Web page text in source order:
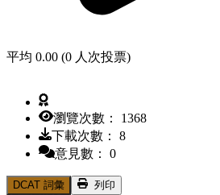
平均 0.00 (0 人次投票)
瀏覽次數： 1368
下載次數： 8
意見數： 0
DCAT 詞彙
列印